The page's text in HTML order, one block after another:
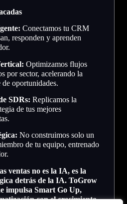
Conectamos tu CRM
responden y aprenden
Optimizamos flujos
por sector, acelerando la
oportunidades.
SDRs: Replicamos la
de tus mejores
No construimos solo un
de tu equipo, entrenado
ventas no es la IA, es la
detrás de la IA. ToGrow
impulsa Smart Go Up,
con el crecimiento